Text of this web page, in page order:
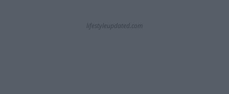
lifestyleupdated.com